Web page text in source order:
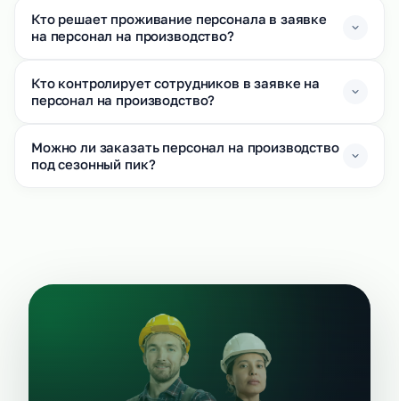
Кто решает проживание персонала в заявке
на персонал на производство?
Кто контролирует сотрудников в заявке на
персонал на производство?
Можно ли заказать персонал на производство
под сезонный пик?